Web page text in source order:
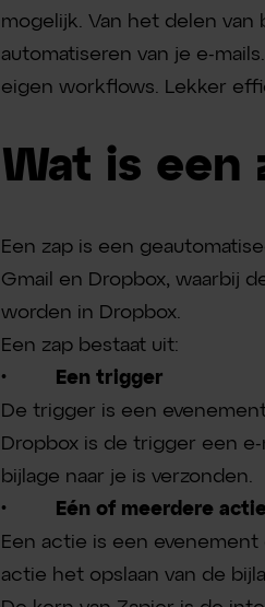
mogelijk. Van het delen
automatiseren van je e-
eigen workflows. Lekker
Wat is een
Een zap is een
Gmail en Dropbox, waarbij
worden in Dropbox.
Een zap bestaat uit:
· Een trigger
De trigger is een
Dropbox is de trigger een
bijlage naar je is verzonden.
· Eén of meerdere
Een actie is een
actie het opslaan van de